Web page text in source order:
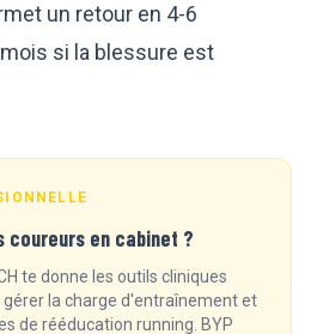
un retour en 4-6
si la blessure est
coureurs en cabinet ?
te donne les outils cliniques
la charge d'entraînement et
de rééducation running. BYP